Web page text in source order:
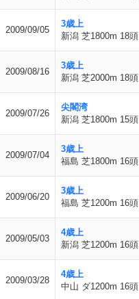
2009/09/05
3歳上
新潟 芝1800m 18頭
2009/08/16
3歳上
新潟 芝2000m 18頭
2009/07/26
尖閣湾
新潟 芝1800m 15頭
2009/07/04
3歳上
福島 芝1800m 16頭
2009/06/20
3歳上
福島 芝1200m 16頭
2009/05/03
4歳上
新潟 芝1200m 16頭
2009/03/28
4歳上
中山 ダ1200m 16頭